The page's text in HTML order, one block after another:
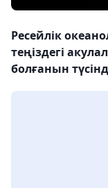
Ресейлік
теңіздегі
болғанын